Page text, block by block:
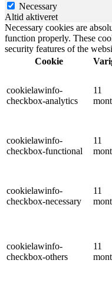
Necessary
Altid aktiveret
Necessary cookies are
function properly. These
security features of the
Cookie
cookielawinfo-
checkbox-analytics
11
cookielawinfo-
checkbox-functional
11
cookielawinfo-
checkbox-necessary
11
cookielawinfo-
checkbox-others
11